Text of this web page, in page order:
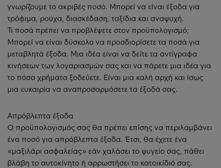
γνωρίζουμε το ακριβές ποσό. Μπορεί να είναι έξοδα για
τρόφιμα, ρούχα, διασκέδαση, ταξίδια και αναψυχή.
Τι ποσά πρέπει να προβλέψετε στον προϋπολογισμό;
Μπορεί να είναι δύσκολο να προσδιορίσετε τα ποσά για
μεταβλητά έξοδα. Μια ιδέα είναι να δείτε τα αντίγραφα
κινήσεων των λογαριασμών σας και να πάρετε μια ιδέα για
το πόσα χρήματα ξοδεύετε. Είναι μια καλή αρχή και ίσως
μια ευκαιρία να αναπροσαρμόσετε τα έξοδά σας.
Απρόβλεπτα έξοδα
Ο προϋπολογισμός σας θα πρέπει επίσης να περιλαμβάνει
ένα ποσό για απρόβλεπτα έξοδα. Έτσι, θα έχετε ένα
«μαξιλάρι ασφαλείας» εάν χαλάσει το ψυγείο σας, πάθει
βλάβη το αυτοκίνητο ή αρρωστήσει το κατοικίδιό σας.